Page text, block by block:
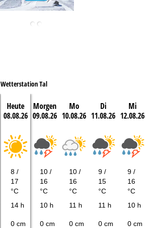
Wetterstation Tal
Heute
08.08.26
Morgen
09.08.26
Mo
10.08.26
Di
11.08.26
Mi
12.08.26
8 /
17
°C
10 /
16
°C
10 /
16
°C
9 /
15
°C
9 /
16
°C
14 h 10 h 11 h 11 h 10 h
0 cm 0 cm 0 cm 0 cm 0 cm